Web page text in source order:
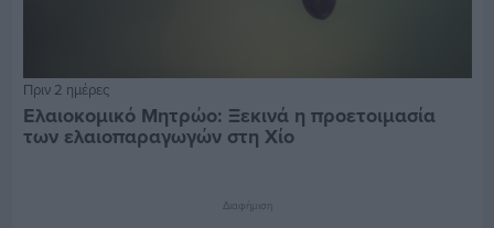
Πριν 2 ημέρες
Ελαιοκομικό Μητρώο: Ξεκινά η προετοιμασία
των ελαιοπαραγωγών στη Χίο
Διαφήμιση